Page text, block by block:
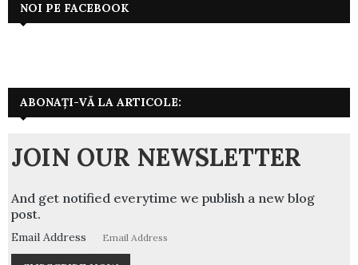
NOI PE FACEBOOK
ABONAȚI-VĂ LA ARTICOLE:
JOIN OUR NEWSLETTER
And get notified everytime we publish a new blog
post.
Email Address